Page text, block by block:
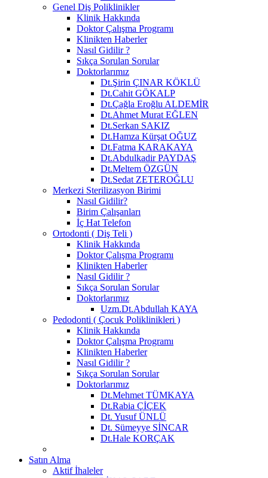
Genel Diş Poliklinikler
Klinik Hakkında
Doktor Çalışma Programı
Klinikten Haberler
Nasıl Gidilir ?
Sıkça Sorulan Sorular
Doktorlarımız
Dt.Şirin ÇINAR KÖKLÜ
Dt.Cahit GÖKALP
Dt.Çağla Eroğlu ALDEMİR
Dt.Ahmet Murat EĞLEN
Dt.Serkan SAKIZ
Dt.Hamza Kürşat OĞUZ
Dt.Fatma KARAKAYA
Dt.Abdulkadir PAYDAŞ
Dt.Meltem ÖZGÜN
Dt.Sedat ZETEROĞLU
Merkezi Sterilizasyon Birimi
Nasıl Gidilir?
Birim Çalışanları
İç Hat Telefon
Ortodonti ( Diş Teli )
Klinik Hakkında
Doktor Çalışma Programı
Klinikten Haberler
Nasıl Gidilir ?
Sıkça Sorulan Sorular
Doktorlarımız
Uzm.Dt.Abdullah KAYA
Pedodonti ( Çocuk Poliklinikleri )
Klinik Hakkında
Doktor Çalışma Programı
Klinikten Haberler
Nasıl Gidilir ?
Sıkça Sorulan Sorular
Doktorlarımız
Dt.Mehmet TÜMKAYA
Dt.Rabia ÇİÇEK
Dt. Yusuf ÜNLÜ
Dt. Sümeyye SİNCAR
Dt.Hale KORÇAK
Satın Alma
Aktif İhaleler